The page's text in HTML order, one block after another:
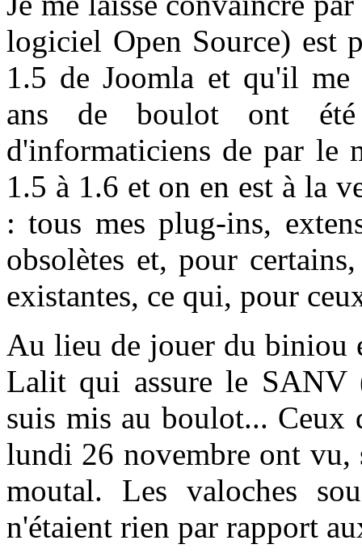
logiciel Open Source) est
1.5 de Joomla et qu'il me
ans de boulot ont été
d'informaticiens de par le
1.5 à 1.6 et on en est à la
: tous mes plug-ins,
obsolètes et, pour
existantes, ce qui, pour
Au lieu de jouer du biniou
Lalit qui assure le SANV
suis mis au boulot... Ceux
lundi 26 novembre ont vu,
moutal. Les valoches
n'étaient rien par rapport